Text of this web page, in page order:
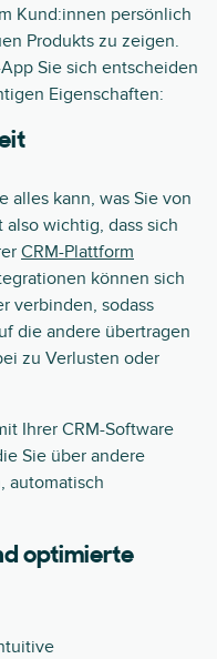
Kund:innen persönlich
Produkts zu zeigen.
Sie sich entscheiden
Eigenschaften:
alles kann, was Sie von
wichtig, dass sich
CRM-Plattform
können sich
verbinden, sodass
die andere übertragen
zu Verlusten oder
Ihrer CRM-Software
Sie über andere
automatisch
optimierte